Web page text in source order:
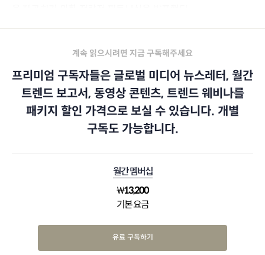
계속 읽으시려면 지금 구독해주세요
프리미엄 구독자들은 글로벌 미디어 뉴스레터, 월간
트렌드 보고서, 동영상 콘텐츠, 트렌드 웨비나를
패키지 할인 가격으로 보실 수 있습니다. 개별
구독도 가능합니다.
월간 멤버십
₩13,200
기본 요금
유료 구독하기